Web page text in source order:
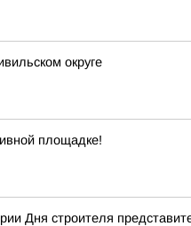
округе
площадке!
Дня строителя